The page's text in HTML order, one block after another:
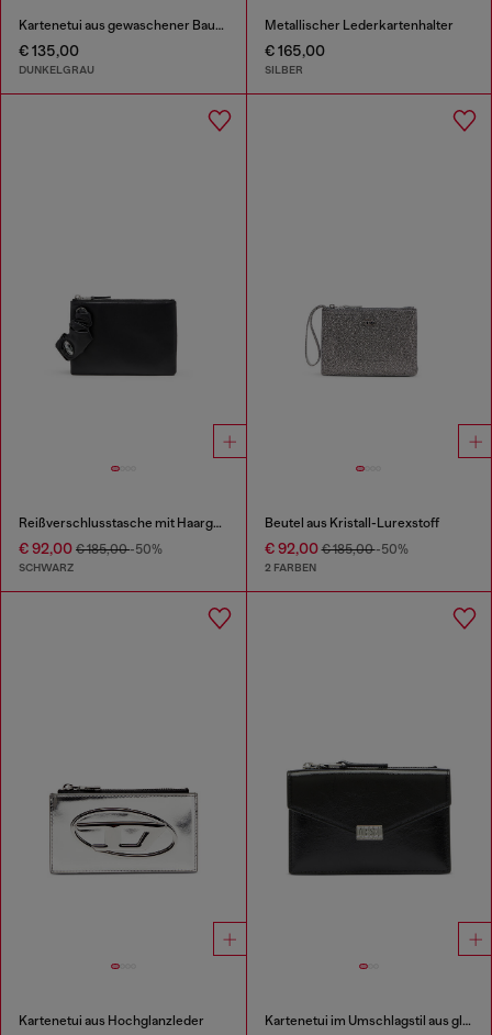
Kartenetui aus gewaschener Baumwolle und Leder
€ 135,00
DUNKELGRAU
Metallischer Lederkartenhalter
€ 165,00
SILBER
Reißverschlusstasche mit Haargummi-ähnlichem Handgelenkriemen
€ 92,00 € 185,00-50%
SCHWARZ
Beutel aus Kristall-Lurexstoff
€ 92,00€ 185,00-50%
2 FARBEN
Kartenetui aus Hochglanzleder Kartenetui im Umschlagstil aus glänzendem, geknittertem Leder